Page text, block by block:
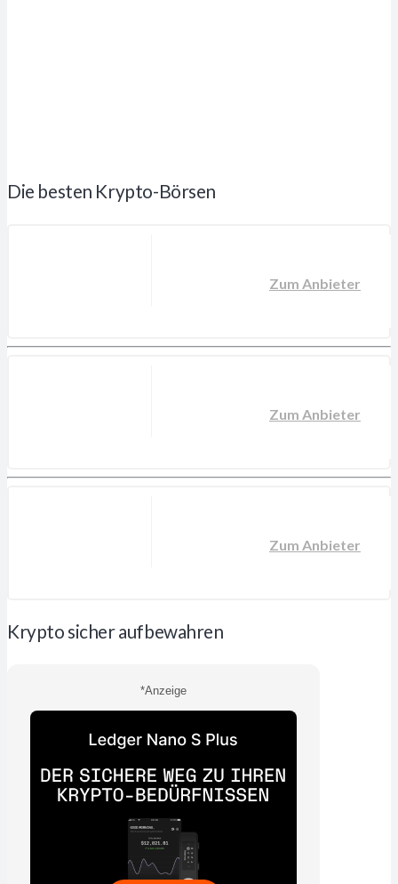
Die besten Krypto-Börsen
Zum Anbieter
Zum Anbieter
Zum Anbieter
Krypto sicher aufbewahren
*Anzeige